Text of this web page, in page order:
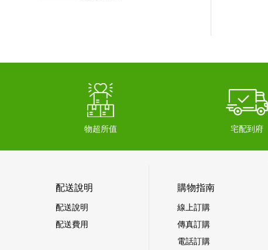
物超所值 宅配到府
配送說明
配送說明
配送費用
購物指南
線上訂購
傳真訂購
電話訂購